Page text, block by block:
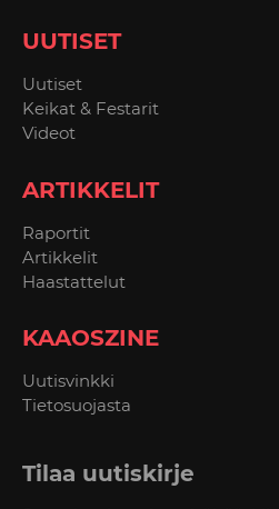
UUTISET
Uutiset
Keikat & Festarit
Videot
ARTIKKELIT
Raportit
Artikkelit
Haastattelut
KAAOSZINE
Uutisvinkki
Tietosuojasta
Tilaa uutiskirje